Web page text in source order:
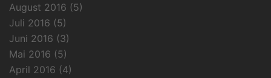
August 2016 (5)
Juli 2016 (5)
Juni 2016 (3)
Mai 2016 (5)
April 2016 (4)